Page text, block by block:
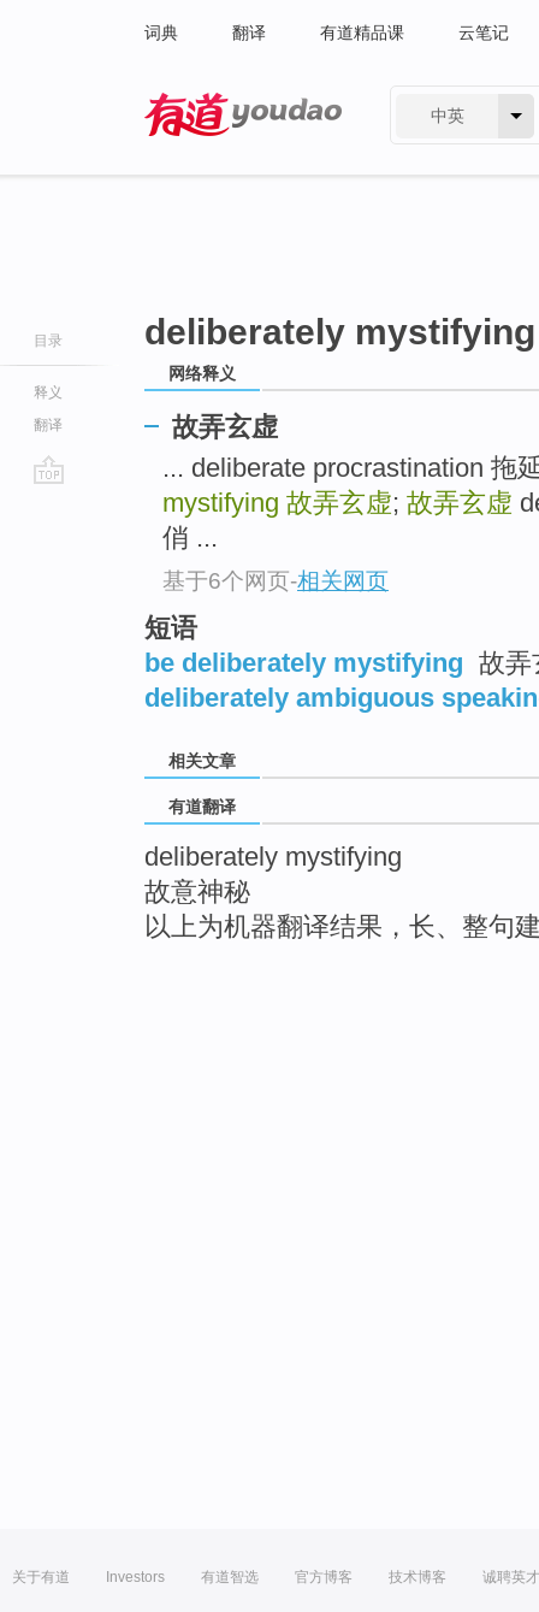
词典 翻译 有道精品课 云笔记
中英
目录
释义
翻译
deliberately mystifying
网络释义
故弄玄虚
... deliberate procrastination 拖
mystifying 故弄玄虚; 故弄玄虚
俏 ...
基于6个网页-相关网页
短语
be deliberately mystifying 故弄
deliberately ambiguous
相关文章
有道翻译
deliberately mystifying
故意神秘
以上为机器翻译结果，长、整句
关于有道 Investors 有道智选 官方博客 技术博客 诚聘英才